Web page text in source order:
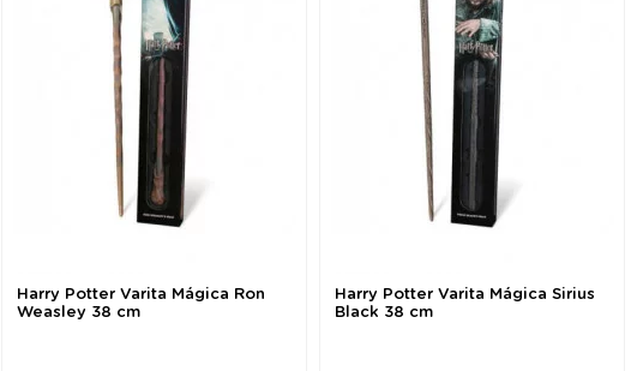
Harry Potter Varita Mágica Ron
Weasley 38 cm
Harry Potter Varita Mágica Sirius
Black 38 cm